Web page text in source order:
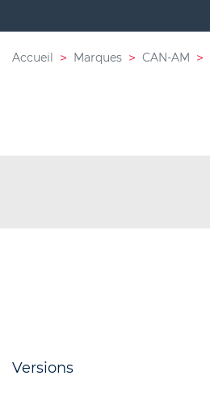
Accueil Marques CAN-AM
Versions